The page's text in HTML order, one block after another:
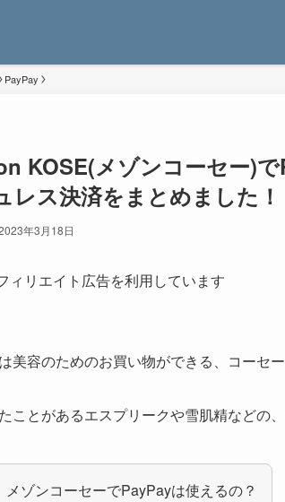
PayPay
KOSE(メゾンコーセー)
レス決済をまとめました！
年3月18日
ィリエイト広告を利用しています
美容のためのお買い物ができる、コーセ
ことがあるエスプリークや雪肌精などの
メゾンコーセーでPayPayは使えるの？